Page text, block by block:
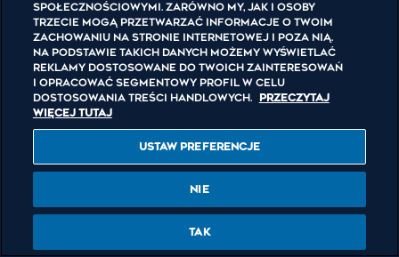
Alkohol. Tylko dla pełnoletnich. Jeżeli uważasz, że
reklama naszego produktu narusza zasady Kodeksu Etyki
Reklamy
Copyright © 2026 Grupa Żywiec. All rights reserved.
promocji
Kodeks Postępowania|Polityka Cookies|Ustawienia cookies
społecznościowymi. Zarówno my, jak i osoby
trzecie mogą przetwarzać informacje o Twoim
zachowaniu na stronie internetowej i poza nią.
Na podstawie takich danych możemy wyświetlać
reklamy dostosowane do Twoich zainteresowań
i opracować segmentowy profil w celu
dostosowania treści handlowych.
Przeczytaj
więcej tutaj
USTAW PREFERENCJE
NIE
TAK